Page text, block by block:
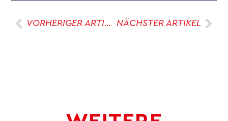
VORHERIGER ARTIKEL NÄCHSTER ARTIKEL